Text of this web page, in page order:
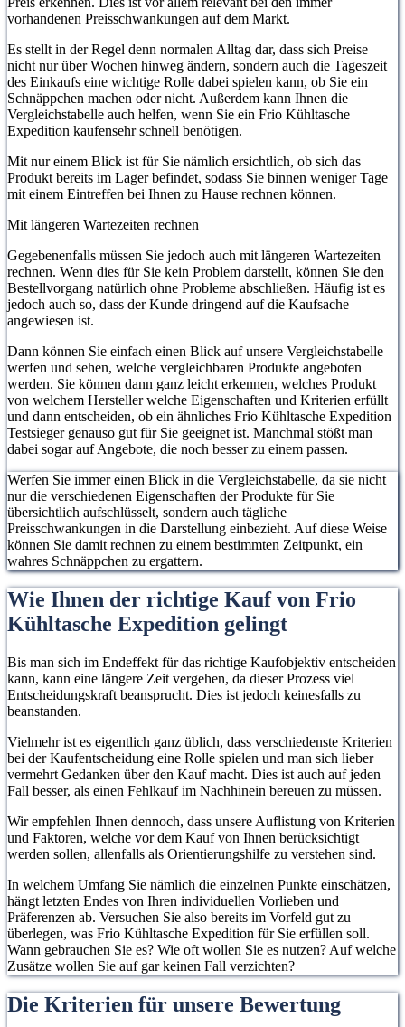
vorhandenen Preisschwankungen auf dem Markt.
Es stellt in der Regel denn normalen Alltag dar, dass sich Preise
nicht nur über Wochen hinweg ändern, sondern auch die Tageszeit
des Einkaufs eine wichtige Rolle dabei spielen kann, ob Sie ein
Schnäppchen machen oder nicht. Außerdem kann Ihnen die
Vergleichstabelle auch helfen, wenn Sie ein Frio Kühltasche
Expedition kaufensehr schnell benötigen.
Mit nur einem Blick ist für Sie nämlich ersichtlich, ob sich das
Produkt bereits im Lager befindet, sodass Sie binnen weniger Tage
mit einem Eintreffen bei Ihnen zu Hause rechnen können.
Mit längeren Wartezeiten rechnen
Gegebenenfalls müssen Sie jedoch auch mit längeren Wartezeiten
rechnen. Wenn dies für Sie kein Problem darstellt, können Sie den
Bestellvorgang natürlich ohne Probleme abschließen. Häufig ist es
jedoch auch so, dass der Kunde dringend auf die Kaufsache
angewiesen ist.
Dann können Sie einfach einen Blick auf unsere Vergleichstabelle
werfen und sehen, welche vergleichbaren Produkte angeboten
werden. Sie können dann ganz leicht erkennen, welches Produkt
von welchem Hersteller welche Eigenschaften und Kriterien erfüllt
und dann entscheiden, ob ein ähnliches Frio Kühltasche Expedition
Testsieger genauso gut für Sie geeignet ist. Manchmal stößt man
dabei sogar auf Angebote, die noch besser zu einem passen.
Werfen Sie immer einen Blick in die Vergleichstabelle, da sie nicht
nur die verschiedenen Eigenschaften der Produkte für Sie
übersichtlich aufschlüsselt, sondern auch tägliche
Preisschwankungen in die Darstellung einbezieht. Auf diese Weise
können Sie damit rechnen zu einem bestimmten Zeitpunkt, ein
wahres Schnäppchen zu ergattern.
Wie Ihnen der richtige Kauf von Frio
Kühltasche Expedition gelingt
Bis man sich im Endeffekt für das richtige Kaufobjektiv entscheiden
kann, kann eine längere Zeit vergehen, da dieser Prozess viel
Entscheidungskraft beansprucht. Dies ist jedoch keinesfalls zu
beanstanden.
Vielmehr ist es eigentlich ganz üblich, dass verschiedenste Kriterien
bei der Kaufentscheidung eine Rolle spielen und man sich lieber
vermehrt Gedanken über den Kauf macht. Dies ist auch auf jeden
Fall besser, als einen Fehlkauf im Nachhinein bereuen zu müssen.
Wir empfehlen Ihnen dennoch, dass unsere Auflistung von Kriterien
und Faktoren, welche vor dem Kauf von Ihnen berücksichtigt
werden sollen, allenfalls als Orientierungshilfe zu verstehen sind.
In welchem Umfang Sie nämlich die einzelnen Punkte einschätzen,
hängt letzten Endes von Ihren individuellen Vorlieben und
Präferenzen ab. Versuchen Sie also bereits im Vorfeld gut zu
überlegen, was Frio Kühltasche Expedition für Sie erfüllen soll.
Wann gebrauchen Sie es? Wie oft wollen Sie es nutzen? Auf welche
Zusätze wollen Sie auf gar keinen Fall verzichten?
Die Kriterien für unsere Bewertung